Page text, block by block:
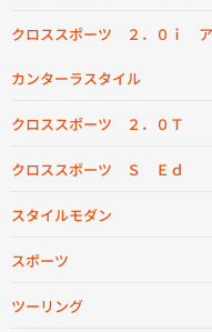
クロススポーツ ２．０ｉ
カンターラスタイル
クロススポーツ ２．０Ｔ
クロススポーツ Ｓ Ｅｄ
スタイルモダン
スポーツ
ツーリング